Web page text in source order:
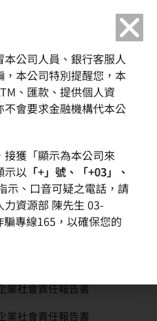
主題
續報告書
續報告書
續報告書
業社會責任報告書
業社會責任報告書
公司人員、銀行客服人
本公司特別提醒您，本
、匯款、提供個人資
會要求金融機構代本公
獲「顯示為本公司來
示以 「+」號、「+03」、
示、口音可疑之電話，請
資源部 陳先生 03-
專線165，以確保您的